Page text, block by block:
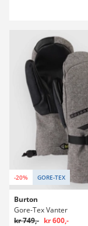
-20% GORE-TEX
Burton
Gore-Tex Vanter
kr 749,- kr 600,-